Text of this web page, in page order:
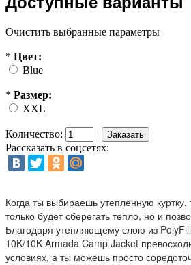
Очистить выбранные параметры
* Цвет:
Blue
* Размер:
XXL
Количество:
Рассказать в соцсетях:
Когда ты выбираешь утепленную
только будет сберегать тепло, но и
Благодаря утепляющему слою из
10K/10K Armada Camp Jacket
условиях, а ты можешь просто